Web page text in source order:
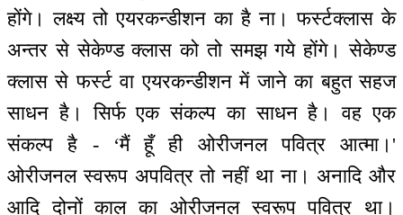
होंगे। लक्ष्य तो एयरकन्डीशन का है ना। फर्स्टक्लास के
अन्तर से सेकेण्ड क्लास को तो समझ गये होंगे। सेकेण्ड
क्लास से फर्स्ट वा एयरकन्डीशन में जाने का बहुत सहज
साधन है। सिर्फ एक संकल्प का साधन है। वह एक
संकल्प है - ‘मैं हूँ ही ओरीजनल पवित्र आत्मा।'
ओरीजनल स्वरूप अपवित्र तो नहीं था ना। अनादि और
आदि दोनों काल का ओरीजनल स्वरूप पवित्र था।